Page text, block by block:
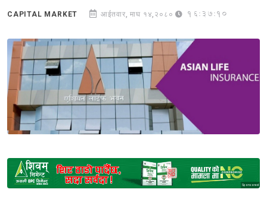
CAPITAL MARKET आईतवार, माघ १४,२०८० 16:37:10
Sponsored